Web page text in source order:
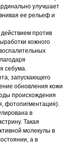
улучшает
ее рельеф и
против
кожного
себума.
запускающего
обновления кожи
происхождения
фотопигментация).
в
Такая
молекулы в
а в